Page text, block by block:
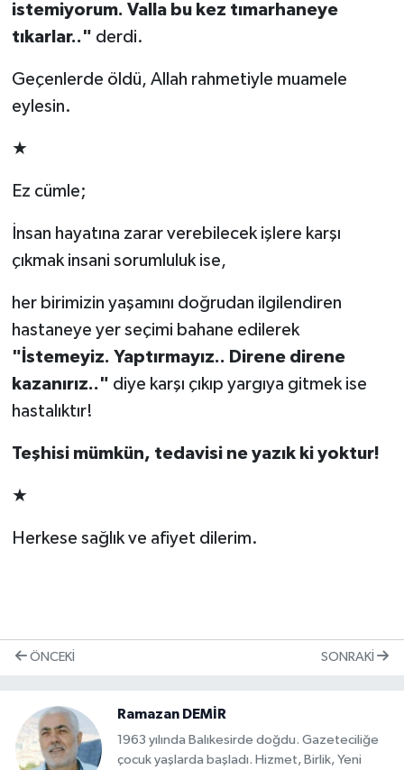
istemiyorum. Valla bu kez tımarhaneye
tıkarlar.." derdi.
Geçenlerde öldü, Allah rahmetiyle muamele
eylesin.
★
Ez cümle;
İnsan hayatına zarar verebilecek işlere karşı
çıkmak insani sorumluluk ise,
her birimizin yaşamını doğrudan ilgilendiren
hastaneye yer seçimi bahane edilerek
"İstemeyiz. Yaptırmayız.. Direne direne
kazanırız.." diye karşı çıkıp yargıya gitmek ise
hastalıktır!
Teşhisi mümkün, tedavisi ne yazık ki yoktur!
★
Herkese sağlık ve afiyet dilerim.
ÖNCEKI SONRAKI
Ramazan DEMİR
1963 yılında Balıkesirde doğdu. Gazeteciliğe
çocuk yaşlarda başladı. Hizmet, Birlik, Yeni